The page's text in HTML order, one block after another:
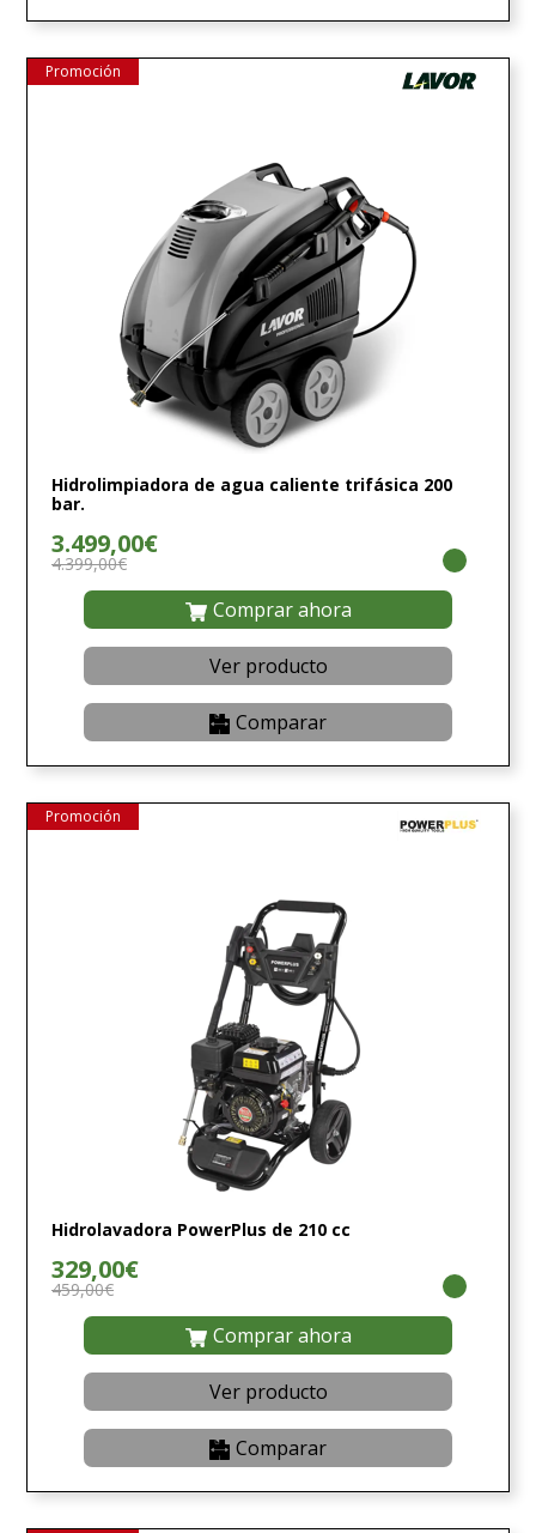
Promoción
Hidrolimpiadora de agua caliente trifásica 200
bar.
3.499,00€
4.399,00€
Comprar ahora
Ver producto
Comparar
Promoción
Hidrolavadora PowerPlus de 210 cc
329,00€
459,00€
Comprar ahora
Ver producto
Comparar